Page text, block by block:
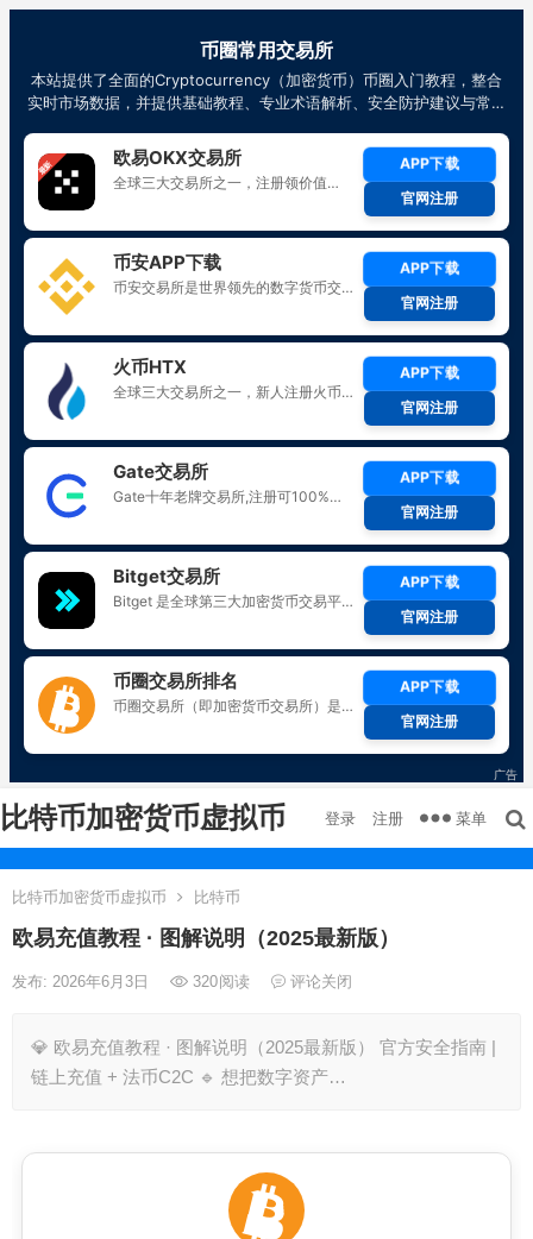
比特币加密货币虚拟币 登录 注册 菜单
比特币加密货币虚拟币 比特币
欧易充值教程 · 图解说明（2025最新版）
发布: 2026年6月3日 320阅读 评论关闭
💎 欧易充值教程 · 图解说明（2025最新版） 官方安全指南 |
链上充值 + 法币C2C 🔹 想把数字资产…